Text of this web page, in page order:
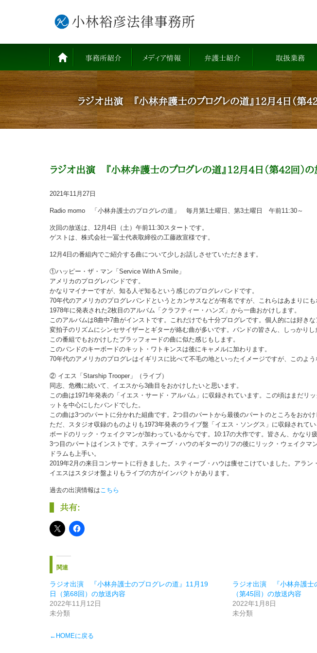
事務所紹介 メディア情報 弁護士紹介 取扱業務
ラジオ出演 『小林弁護士のプログレの道』12月4日（第
ラジオ出演 『小林弁護士のプログレの道』12月4日（第42回）
2021年11月27日
Radio momo 「小林弁護士のプログレの道」 毎月第1土曜日、第3土曜日 午前11:30～
次回の放送は、12月4日（土）午前11:30スタートです。
ゲストは、株式会社一冨士代表取締役の工藤政宣様です。
12月4日の番組内でご紹介する曲について少しお話しさせていただきます。
①ハッピー・ザ・マン「Service With A Smile」
アメリカのプログレバンドです。
かなりマイナーですが、知る人ぞ知るという感じのプログレバンドです。
70年代のアメリカのプログレバンドというとカンサスなどが有名ですが、これらはあまりにも
1978年に発表された2枚目のアルバム「クラフティー・ハンズ」から一曲おかけします。
このアルバムは8曲中7曲がインストです。これだけでも十分プログレです。個人的には好きな
変拍子のリズムにシンセサイザーとギターが絡む曲が多いです。バンドの皆さん、しっかりし
この番組でもおかけしたブラッフォードの曲に似た感じもします。
このバンドのキーボードのキット・ワトキンスは後にキャメルに加わります。
70年代のアメリカのプログレはイギリスに比べて不毛の地といったイメージですが、このよ
② イエス「Starship Trooper」（ライブ）
同志、危機に続いて、イエスから3曲目をおかけしたいと思います。
この曲は1971年発表の「イエス・サード・アルバム」に収録されています。この頃はまだ
ットを中心にしたバンドでした。
この曲は3つのパートに分かれた組曲です。2つ目のパートから最後のパートのところをおかけ
ただ、スタジオ収録のものよりも1973年発表のライブ盤「イエス・ソングス」に収録され
ボードのリック・ウェイクマンが加わっているからです。10:17の大作です。皆さん、かなり
3つ目のパートはインストです。スティーブ・ハウのギターのリフの後にリック・ウェイク
ドラムも上手い。
2019年2月の来日コンサートに行きました。スティーブ・ハウは痩せこけていました。アラ
イエスはスタジオ盤よりもライブの方がインパクトがあります。
過去の出演情報は こちら
共有:
関連
ラジオ出演 『小林弁護士のプログレの道』11月19
日（第68回）の放送内容
2022年11月12日
未分類
ラジオ出演 『小林弁護士
（第45回）の放送内容
2022年1月8日
未分類
←HOMEに戻る